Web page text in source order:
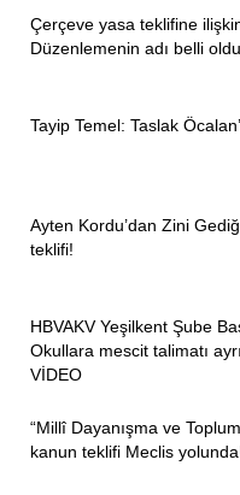
Çerçeve yasa teklifine
Düzenlemenin adı belli
Tayip Temel: Taslak
Ayten Kordu’dan Zini
teklifi!
HBVAKV Yeşilkent Şube
Okullara mescit talimatı
VİDEO
“Millî Dayanışma ve
kanun teklifi Meclis